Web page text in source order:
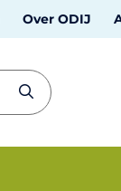
Over ODIJ